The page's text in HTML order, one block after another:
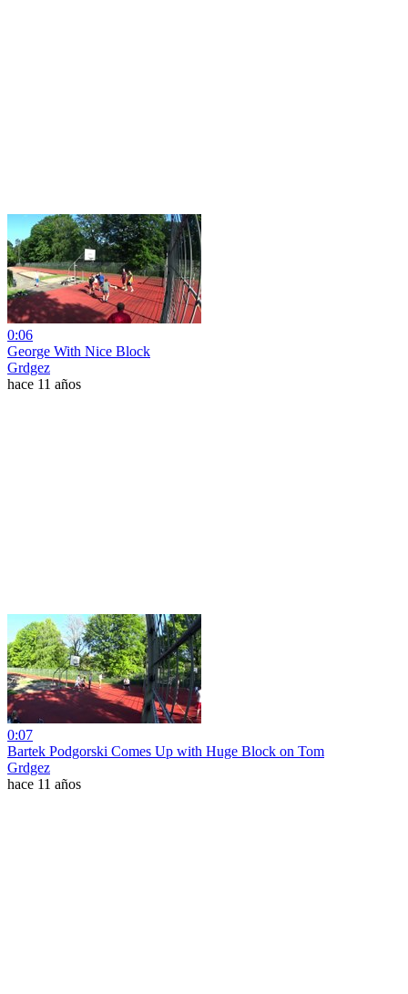
0:06
George With Nice Block
Grdgez
hace 11 años
0:07
Bartek Podgorski Comes Up with Huge Block on Tom
Grdgez
hace 11 años